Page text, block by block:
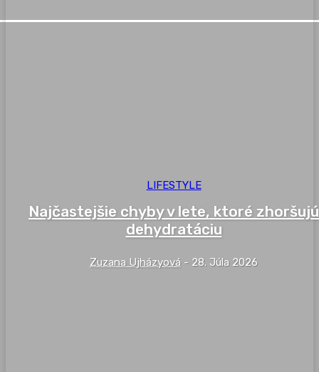
LIFESTYLE
Najčastejšie chyby v lete, ktoré zhoršujú
dehydratáciu
Zuzana Ujházyová - 28. Júla 2026